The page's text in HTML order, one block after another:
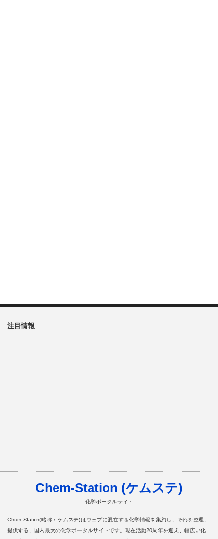
注目情報
Chem-Station (ケムステ)
化学ポータルサイト
Chem-Station(略称：ケムステ)はウェブに混在する化学情報を集約し、それを整理、
提供する、国内最大の化学ポータルサイトです。現在活動20周年を迎え、幅広い化